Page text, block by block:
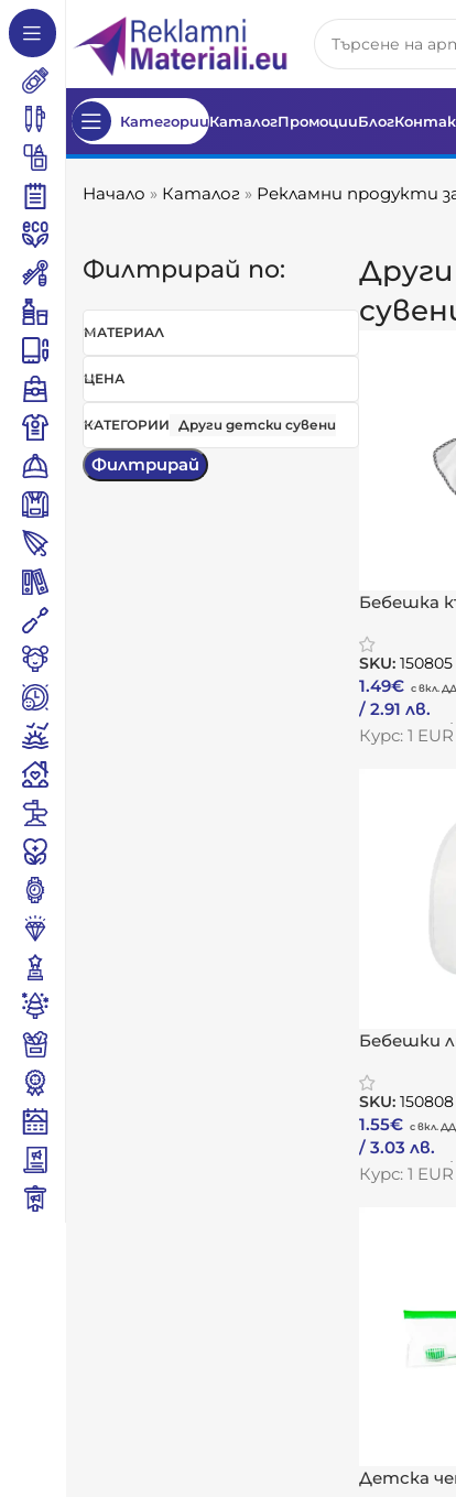
КатегорииКаталогПромоцииБлог
Начало » Каталог » Рекламни продукти
Филтрирай по:
МАТЕРИАЛ
ЦЕНА
КАТЕГОРИИ Други детски сувенири
Филтрирай
Бебешка
SKU: 150805
1.49€
/ 2.91 лв.
Към
Курс: 1
Бебешки
SKU: 150808
1.55€
/ 3.03 лв.
Към
Курс: 1
Детска